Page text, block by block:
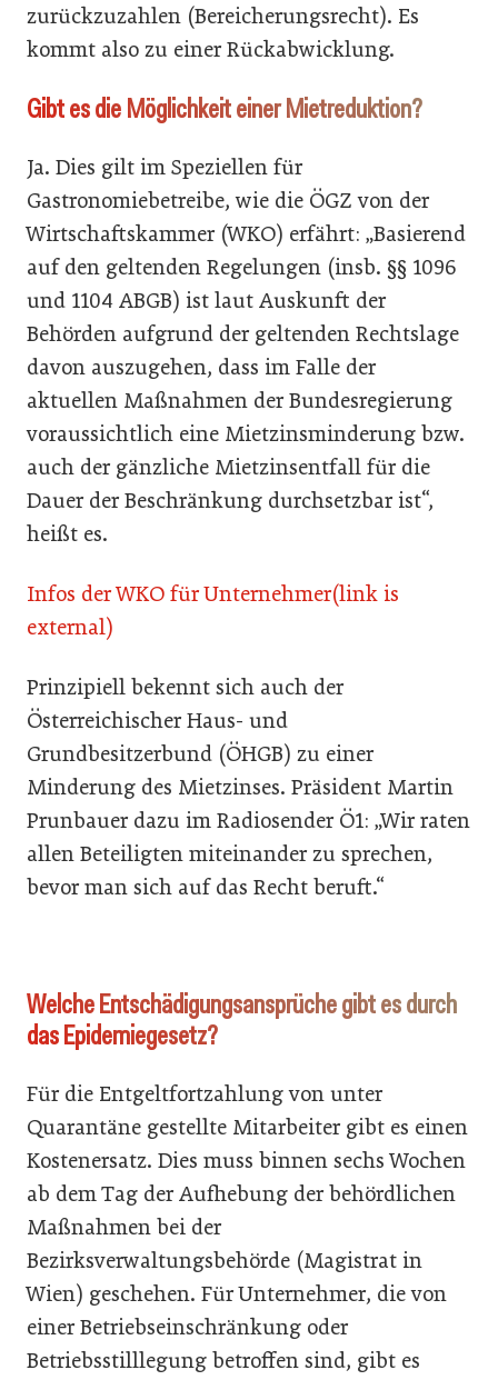
zurückzuzahlen (Bereicherungsrecht). Es
kommt also zu einer Rückabwicklung.
Gibt es die Möglichkeit einer Mietreduktion?
Ja. Dies gilt im Speziellen für
Gastronomiebetreibe, wie die ÖGZ von der
Wirtschaftskammer (WKO) erfährt: „Basierend
auf den geltenden Regelungen (insb. §§ 1096
und 1104 ABGB) ist laut Auskunft der
Behörden aufgrund der geltenden Rechtslage
davon auszugehen, dass im Falle der
aktuellen Maßnahmen der Bundesregierung
voraussichtlich eine Mietzinsminderung bzw.
auch der gänzliche Mietzinsentfall für die
Dauer der Beschränkung durchsetzbar ist“,
heißt es.
Infos der WKO für Unternehmer(link is
external)
Prinzipiell bekennt sich auch der
Österreichischer Haus- und
Grundbesitzerbund (ÖHGB) zu einer
Minderung des Mietzinses. Präsident Martin
Prunbauer dazu im Radiosender Ö1: „Wir raten
allen Beteiligten miteinander zu sprechen,
bevor man sich auf das Recht beruft.“
Welche Entschädigungsansprüche gibt es durch
das Epidemiegesetz?
Für die Entgeltfortzahlung von unter
Quarantäne gestellte Mitarbeiter gibt es einen
Kostenersatz. Dies muss binnen sechs Wochen
ab dem Tag der Aufhebung der behördlichen
Maßnahmen bei der
Bezirksverwaltungsbehörde (Magistrat in
Wien) geschehen. Für Unternehmer, die von
einer Betriebseinschränkung oder
Betriebsstilllegung betroffen sind, gibt es